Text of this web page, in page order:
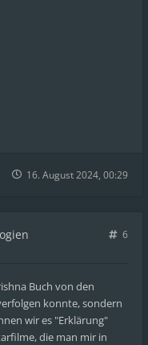
16. August 2024, 00:29
6
Buch von den
konnte, sondern
wir es "Erklärung"
die man mir in